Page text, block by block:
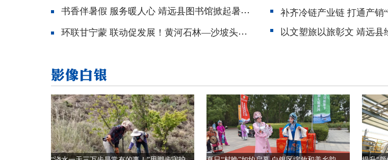
书香伴暑假 服务暖人心 靖远县图书馆掀起暑期阅读热潮
环联甘宁蒙 联动促发展！黄河石林—沙坡头—通湖草原文旅黄金环线即将启幕